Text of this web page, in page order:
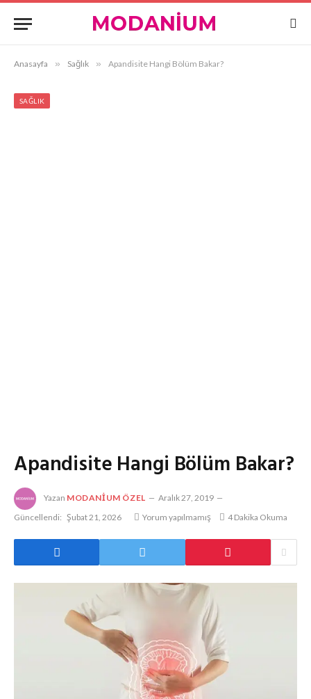
Anasayfa » Sağlık » Apandisite Hangi Bölüm Bakar?
SAĞLIK
Apandisite Hangi Bölüm Bakar?
Yazan MODANIUM ÖZEL
Aralık 27, 2019
Güncellendi: Şubat 21, 2026 Yorum yapılmamış 4 Dakika Okuma